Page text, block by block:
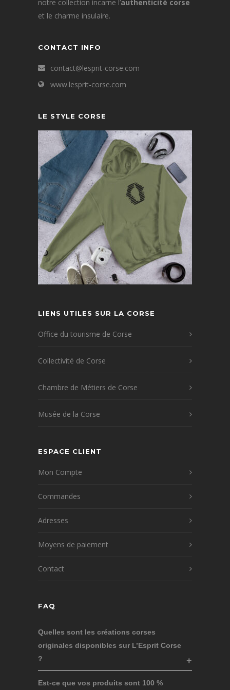
notre collection incarne l’authenticité corse
et le charme insulaire.
CONTACT INFO
contact@lesprit-corse.com
www.lesprit-corse.com
LE STYLE CORSE
LIENS UTILES SUR LA CORSE
Office du tourisme de Corse
Collectivité de Corse
Chambre de Métiers de Corse
Musée de la Corse
ESPACE CLIENT
Mon Compte
Commandes
Adresses
Moyens de paiement
Contact
FAQ
Quelles sont les créations corses
originales disponibles sur L’Esprit Corse
?
Est-ce que vos produits sont 100 %